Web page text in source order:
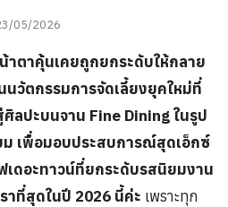
05/2026
าตาคุ้นเคยถูกยกระดับให้กลาย
นวัตกรรมการจัดเลี้ยงยุคใหม่ที่
ลปะบนจาน Fine Dining ในรูป
เพื่อมอบประสบการณ์สุดเอ็กซ์
ดอะทาวน์ที่ยกระดับรสนิยมงาน
ที่สุดในปี 2026 นี้ค่ะ เพราะทุก